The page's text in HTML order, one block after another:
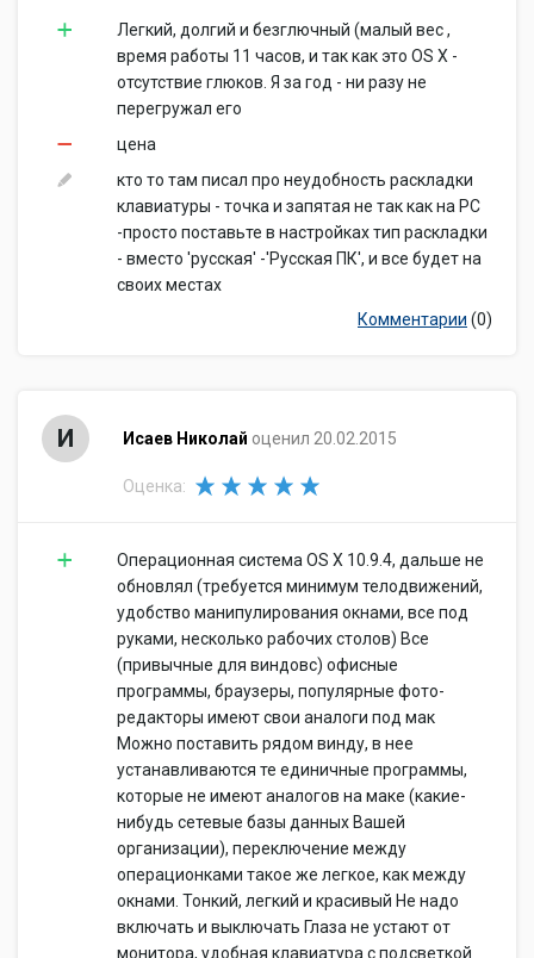
Легкий, долгий и безглючный (малый вес ,
время работы 11 часов, и так как это OS X -
отсутствие глюков. Я за год - ни разу не
перегружал его
цена
кто то там писал про неудобность раскладки
клавиатуры - точка и запятая не так как на PC
-просто поставьте в настройках тип раскладки
- вместо 'русская' -'Русская ПК', и все будет на
своих местах
Комментарии (0)
И Исаев Николай оценил 20.02.2015
Оценка:
Операционная система OS X 10.9.4, дальше не
обновлял (требуется минимум телодвижений,
удобство манипулирования окнами, все под
руками, несколько рабочих столов) Все
(привычные для виндовс) офисные
программы, браузеры, популярные фото-
редакторы имеют свои аналоги под мак
Можно поставить рядом винду, в нее
устанавливаются те единичные программы,
которые не имеют аналогов на маке (какие-
нибудь сетевые базы данных Вашей
организации), переключение между
операционками такое же легкое, как между
окнами. Тонкий, легкий и красивый Не надо
включать и выключать Глаза не устают от
монитора, удобная клавиатура с подсветкой